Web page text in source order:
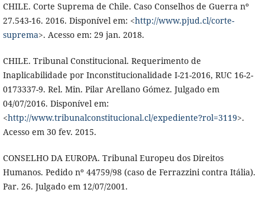
CHILE. Corte Suprema de Chile. Caso Conselhos de Guerra nº
27.543-16. 2016. Disponível em: <http://www.pjud.cl/corte-
suprema>. Acesso em: 29 jan. 2018.
CHILE. Tribunal Constitucional. Requerimento de
Inaplicabilidade por Inconstitucionalidade I-21-2016, RUC 16-2-
0173337-9. Rel. Min. Pilar Arellano Gómez. Julgado em
04/07/2016. Disponível em:
<http://www.tribunalconstitucional.cl/expediente?rol=3119>.
Acesso em 30 fev. 2015.
CONSELHO DA EUROPA. Tribunal Europeu dos Direitos
Humanos. Pedido nº 44759/98 (caso de Ferrazzini contra Itália).
Par. 26. Julgado em 12/07/2001.